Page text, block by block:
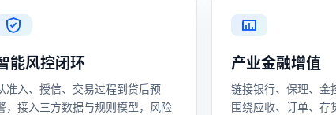
能风控闭环
准入、授信、交易过程到贷后预
，接入三方数据与规则模型，风险
产业金融增值
链接银行、保理、金
围绕应收、订单、存